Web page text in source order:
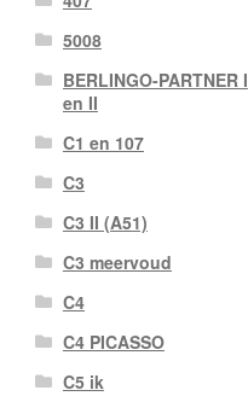
5008
BERLINGO-PARTNER I
en II
C1 en 107
C3
C3 II (A51)
C3 meervoud
C4
C4 PICASSO
C5 ik